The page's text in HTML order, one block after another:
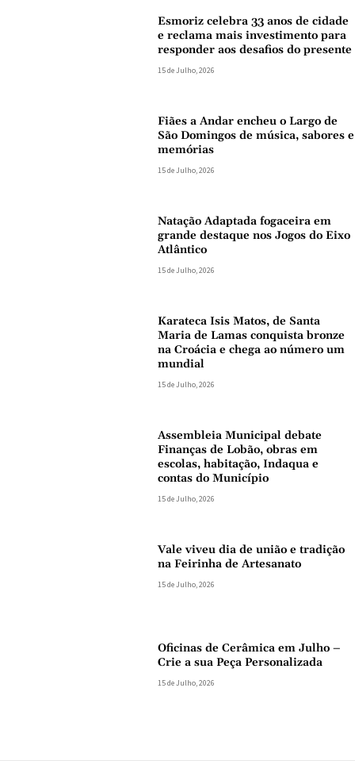
Esmoriz celebra 33 anos de cidade
e reclama mais investimento para
responder aos desafios do presente
15 de Julho, 2026
Fiães a Andar encheu o Largo de
São Domingos de música, sabores e
memórias
15 de Julho, 2026
Natação Adaptada fogaceira em
grande destaque nos Jogos do Eixo
Atlântico
15 de Julho, 2026
Karateca Isis Matos, de Santa
Maria de Lamas conquista bronze
na Croácia e chega ao número um
mundial
15 de Julho, 2026
Assembleia Municipal debate
Finanças de Lobão, obras em
escolas, habitação, Indaqua e
contas do Município
15 de Julho, 2026
Vale viveu dia de união e tradição
na Feirinha de Artesanato
15 de Julho, 2026
Oficinas de Cerâmica em Julho –
Crie a sua Peça Personalizada
15 de Julho, 2026